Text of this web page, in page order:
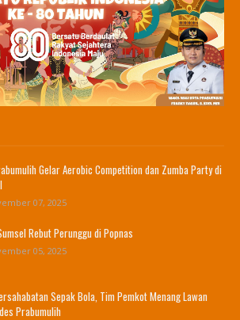
Gelar Aerobic Competition dan Zumba Party di
07, 2025
Rebut Perunggu di Popnas
05, 2025
Sepak Bola, Tim Pemkot Menang Lawan
Prabumulih